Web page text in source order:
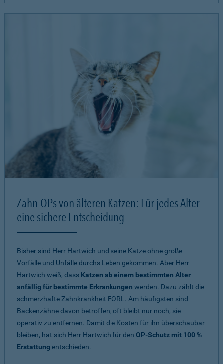
Zahn-OPs von älteren Katzen: Für jedes Alter
eine sichere Entscheidung
Bisher sind Herr Hartwich und seine Katze ohne große
Vorfälle und Unfälle durchs Leben gekommen. Aber Herr
Hartwich weiß, dass Katzen ab einem bestimmten Alter
anfällig für bestimmte Erkrankungen werden. Dazu zählt die
schmerzhafte Zahnkrankheit FORL. Am häufigsten sind
Backenzähne davon betroffen, oft bleibt nur noch, sie
operativ zu entfernen. Damit die Kosten für ihn überschaubar
bleiben, hat sich Herr Hartwich für den OP-Schutz mit 100 %
Erstattung entschieden.